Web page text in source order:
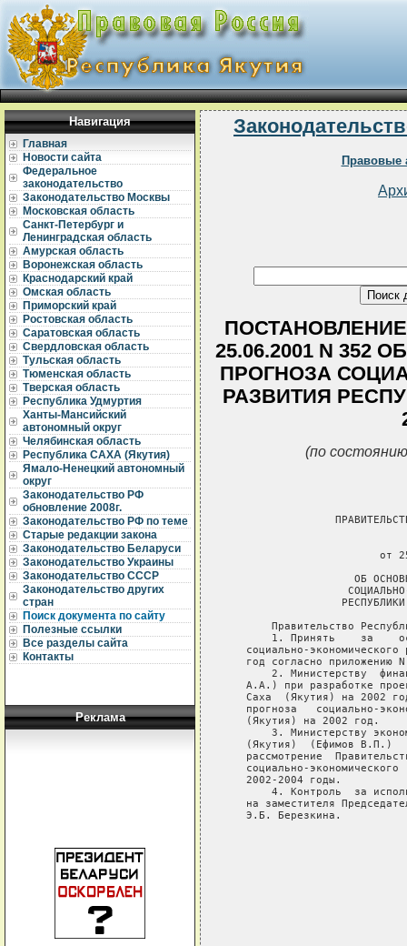
Навигация
Главная
Новости сайта
Федеральное
законодательство
Законодательство Москвы
Московская область
Санкт-Петербург и
Ленинградская область
Амурская область
Воронежская область
Краснодарский край
Омская область
Приморский край
Ростовская область
Саратовская область
Свердловская область
Тульская область
Тюменская область
Тверская область
Республика Удмуртия
Ханты-Мансийский
автономный округ
Челябинская область
Республика САХА (Якутия)
Ямало-Ненецкий автономный
округ
Законодательство РФ
обновление 2008г.
Законодательство РФ по теме
Старые редакции закона
Законодательство Беларуси
Законодательство Украины
Законодательство СССР
Законодательство других
стран
Поиск документа по сайту
Полезные ссылки
Все разделы сайта
Контакты
Реклама
Правовые
25.06.2001 N
ПРОГНОЗА
РАЗВИТИЯ
(по